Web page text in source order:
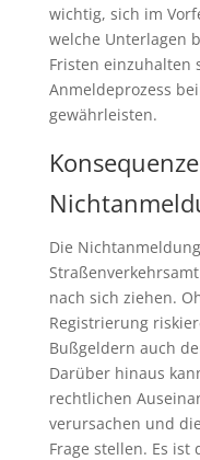
wichtig, sich im
welche Unterlagen
Fristen einzuhalten
Anmeldeprozess
gewährleisten.
Die
nach sich ziehen.
Registrierung
Bußgeldern auch
Darüber hinaus
rechtlichen
verursachen und
Frage stellen. Es ist